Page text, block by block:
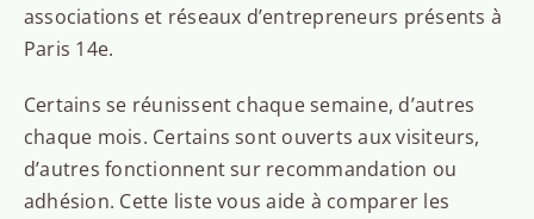
associations et réseaux d’entrepreneurs présents à
Paris 14e.
Certains se réunissent chaque semaine, d’autres
chaque mois. Certains sont ouverts aux visiteurs,
d’autres fonctionnent sur recommandation ou
adhésion. Cette liste vous aide à comparer les